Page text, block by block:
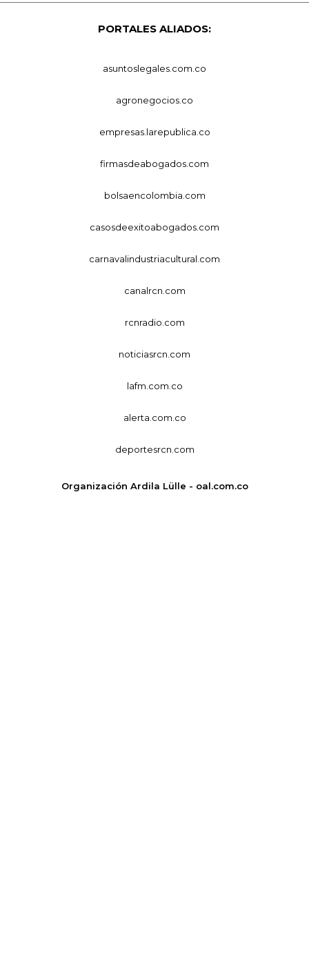
PORTALES ALIADOS:
asuntoslegales.com.co
agronegocios.co
empresas.larepublica.co
firmasdeabogados.com
bolsaencolombia.com
casosdeexitoabogados.com
carnavalindustriacultural.com
canalrcn.com
rcnradio.com
noticiasrcn.com
lafm.com.co
alerta.com.co
deportesrcn.com
Organización Ardila Lülle - oal.com.co